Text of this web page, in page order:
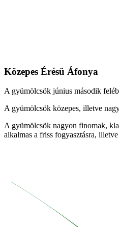
Közepes Érésü Áfonya
A gyümölcsök június második
A gyümölcsök közepes, illetve
A gyümölcsök nagyon finomak,
alkalmas a friss fogyasztásra,